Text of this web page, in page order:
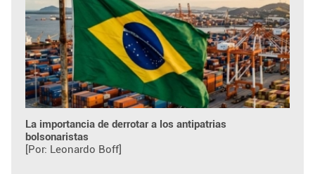
La importancia de derrotar a los antipatrias
bolsonaristas
[Por: Leonardo Boff]